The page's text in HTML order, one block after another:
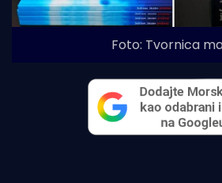
Foto: Tvornica